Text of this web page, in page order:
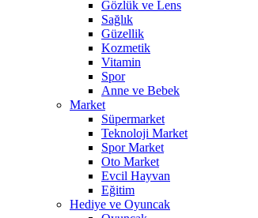
Gözlük ve Lens
Sağlık
Güzellik
Kozmetik
Vitamin
Spor
Anne ve Bebek
Market
Süpermarket
Teknoloji Market
Spor Market
Oto Market
Evcil Hayvan
Eğitim
Hediye ve Oyuncak